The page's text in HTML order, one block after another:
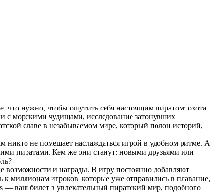
что нужно, чтобы ощутить себя настоящим пиратом: охота
с морскими чудищами, исследование затонувших
славе в незабываемом мире, который полон историй,
никто не помешает наслаждаться игрой в удобном ритме. А
пиратами. Кем же они станут: новыми друзьями или
возможности и награды. В игру постоянно добавляют
миллионам игроков, которые уже отправились в плавание,
— ваш билет в увлекательный пиратский мир, подобного